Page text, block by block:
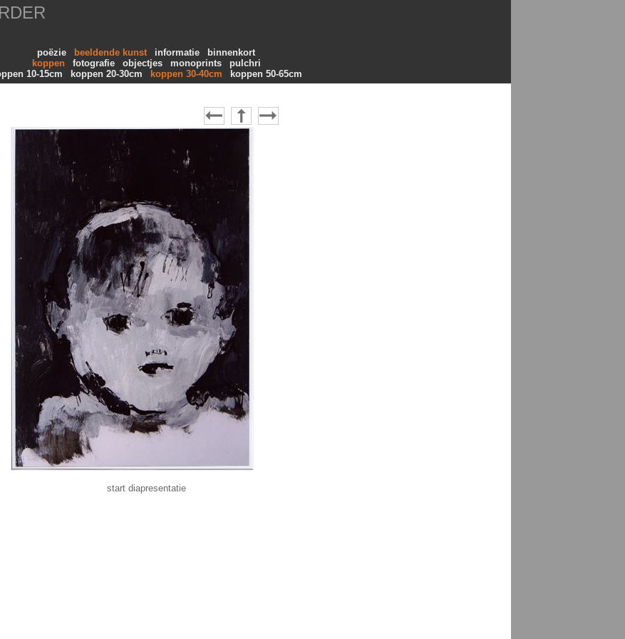
poëzie beeldende kunst informatie
binnenkort
koppen
fotografie objectjes monoprints
pulchri
10-15cm
koppen 20-30cm koppen 30-40cm koppen 50-65cm
start diapresentatie